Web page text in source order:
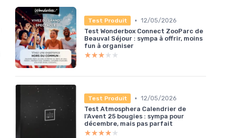
Test Produit • 12/05/2026
Test Wonderbox Connect ZooParc de
Beauval Séjour : sympa à offrir, moins
fun à organiser
★★★★★
★★★★★
Test Produit • 12/05/2026
Test Atmosphera Calendrier de
l'Avent 25 bougies : sympa pour
décembre, mais pas parfait
★★★★★
★★★★★